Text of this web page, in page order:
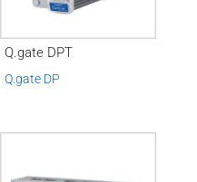
Q.gate DPT
Q.gate DP